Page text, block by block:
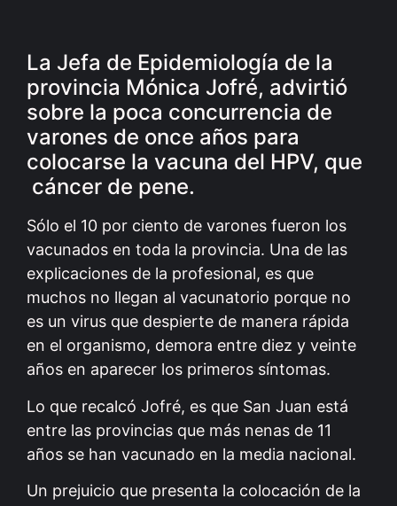
La Jefa de Epidemiología de la
provincia Mónica Jofré, advirtió
sobre la poca concurrencia de
varones de once años para
colocarse la vacuna del HPV, que
cáncer de pene.
Sólo el 10 por ciento de varones fueron los
vacunados en toda la provincia. Una de las
explicaciones de la profesional, es que
muchos no llegan al vacunatorio porque no
es un virus que despierte de manera rápida
en el organismo, demora entre diez y veinte
años en aparecer los primeros síntomas.
Lo que recalcó Jofré, es que San Juan está
entre las provincias que más nenas de 11
años se han vacunado en la media nacional.
Un prejuicio que presenta la colocación de la